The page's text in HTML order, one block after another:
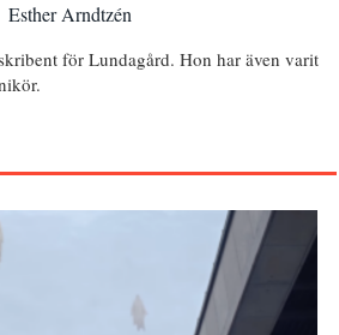
Esther Arndtzén
för Lundagård. Hon har även varit